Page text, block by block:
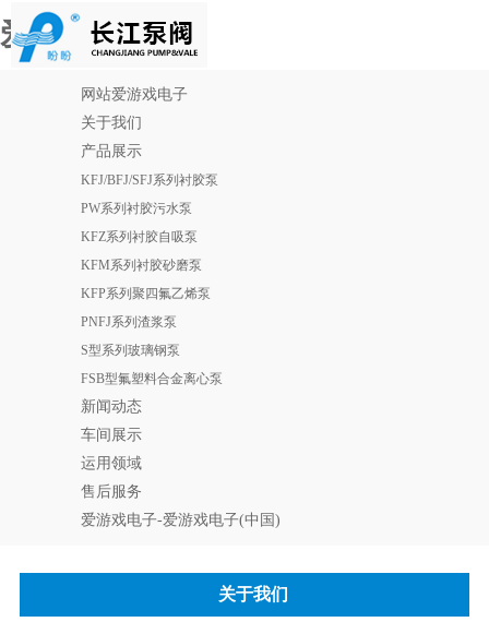
爱游戏电子
网站爱游戏电子
关于我们
产品展示
KFJ/BFJ/SFJ系列衬胶泵
PW系列衬胶污水泵
KFZ系列衬胶自吸泵
KFM系列衬胶砂磨泵
KFP系列聚四氟乙烯泵
PNFJ系列渣浆泵
S型系列玻璃钢泵
FSB型氟塑料合金离心泵
新闻动态
车间展示
运用领域
售后服务
爱游戏电子-爱游戏电子(中国)
关于我们